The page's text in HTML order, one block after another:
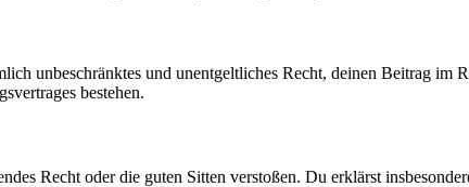
unbeschränktes und unentgeltliches Recht, deinen Beitrag im
bestehen.
Recht oder die guten Sitten verstoßen. Du erklärst